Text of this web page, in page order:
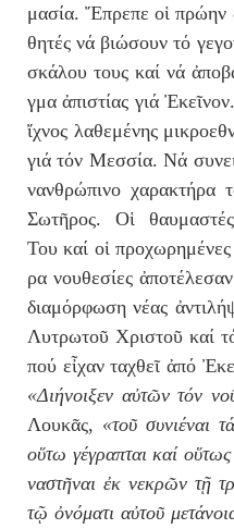
μα­σί­α.Ἔ­πρε­πεοἱ πρώ­ην
θη­τές νά βι­ώ­σουν τό
σκά­λου τους καί νά
γμαἀ­πι­στί­ας γι­άἘ­κεῖ­νον.
ἴ­χνος λα­θε­μέ­νης
γι­ά τόν Μεσ­σί­α. Νά
ναν­θρώ­πι­νο χα­ρα­κτή­ρα
Σω­τῆ­ρος. Οἱ
Του καί οἱ
ρα νου­θε­σί­εςἀ­πο­τέ­λε­σαν
δι­α­μόρ­φω­ση νέ­ας
Λυ­τρω­τοῦ Χρι­στοῦ καί
πού εἶ­χαν τα­χθεῖ ἀ­πό
«Δι­ή­νοι­ξεν αὐ­τῶν τόν νο
Λου­κᾶς, «τοῦσυ­νι­έ­ναι
οὕ­τω γέ­γρα­πται καί οὕ­τως
να­στῆ­ναι ἐκ νε­κρῶν τῇ
τῷ ὀ­νό­μα­τι αὐ­τοῦ